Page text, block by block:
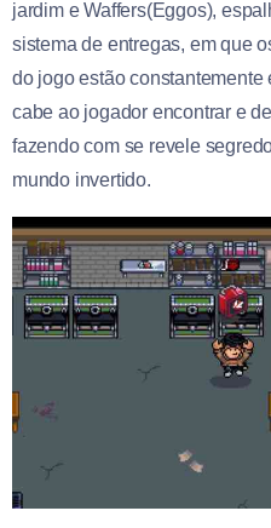
jardim e Waffers(Eggos),
sistema de entregas, em que
do jogo estão
cabe ao jogador encontrar e
fazendo com se revele
mundo invertido.